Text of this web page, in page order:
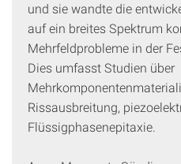
und sie wandte die
auf ein breites Spektrum
Mehrfeldprobleme in der
Dies umfasst Studien über
Rissausbreitung,
Flüssigphasenepitaxie.